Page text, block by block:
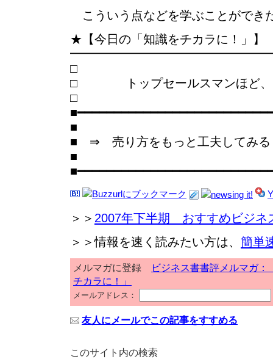
こういう点などを学ぶことができ
★【今日の「知識をチカラに！」】
□ トップセールスマンほど、た
■
■ ⇒ 売り方をもっと工夫してみる
■
＞＞ 2007年下半期 おすすめビジネ
＞＞情報を速く読みたい方は、 簡単
メルマガに登録
ビジネス書書評メルマガ：
チカラに！」
メールアドレス：
友人にメールでこの記事をすすめる
このサイト内の検索